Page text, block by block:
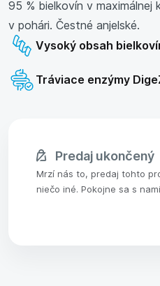
95 % bielkovín v maximálnej
v pohári. Čestné anjelské.
Vysoký obsah
Tráviace enzýmy
Predaj ukončený
Mrzí nás to, predaj tohto
niečo iné. Pokojne sa s